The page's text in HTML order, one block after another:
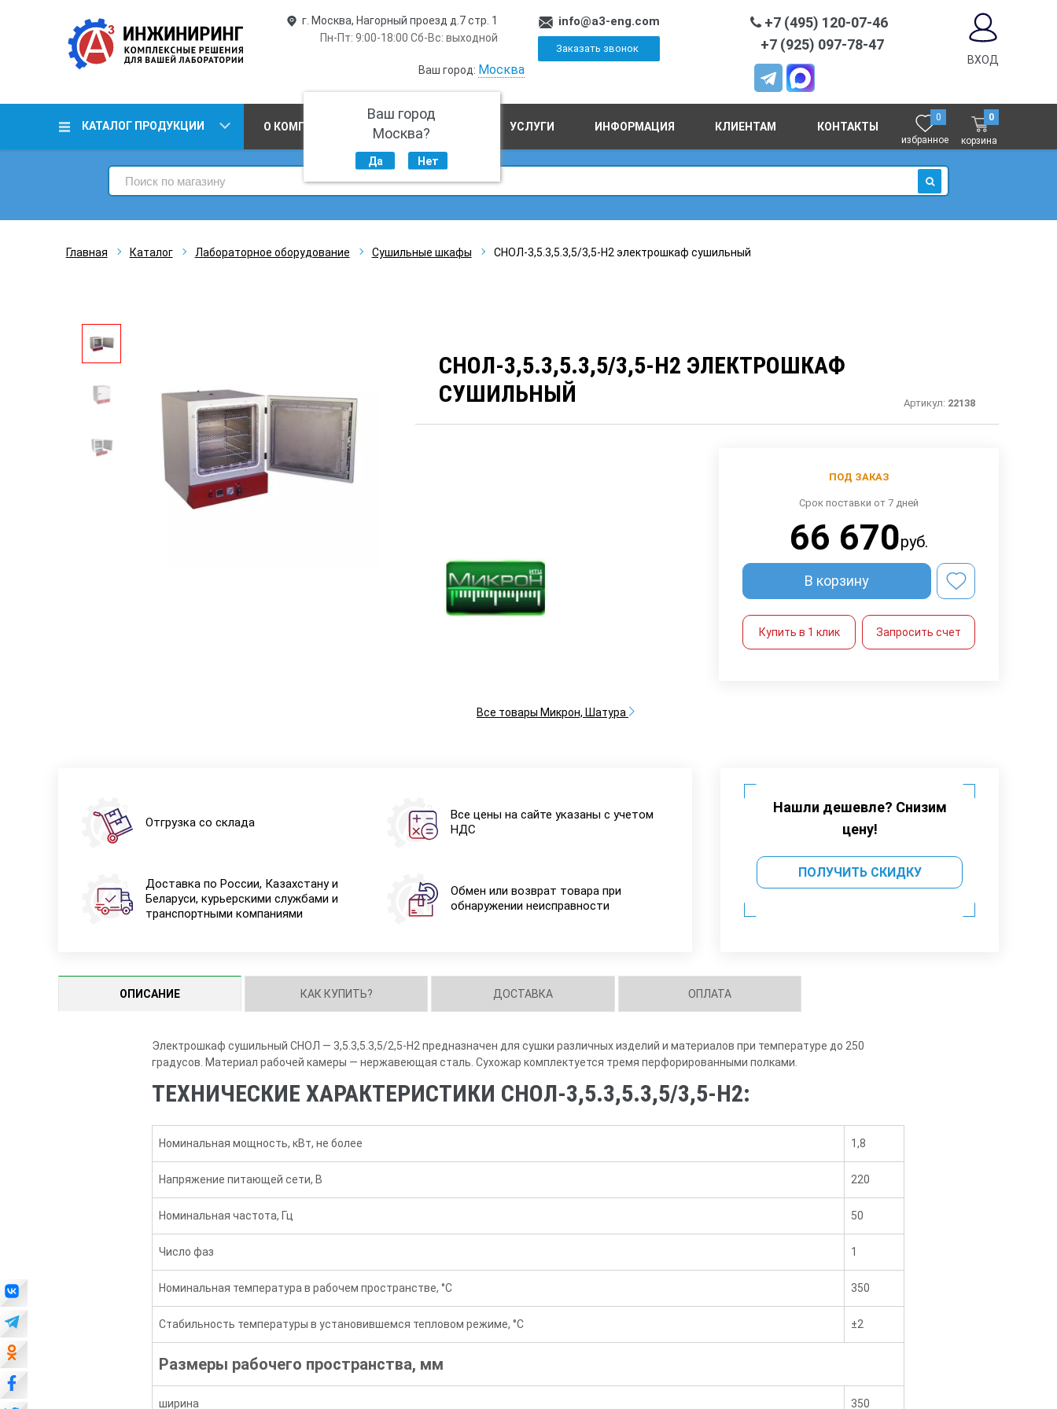
г. Москва, Нагорный проезд д.7 стр. 1
Пн-Пт: 9:00-18:00 Сб-Вс: выходной
Ваш город: Москва
Ваш город
Москва?
Да Нет
info@a3-eng.com
Заказать звонок
+7 (495) 120-07-46
+7 (925) 097-78-47
ВХОД
КАТАЛОГ ПРОДУКЦИИ О КОМПАНИИ ПРОИЗВОДСТВО УСЛУГИ ИНФОРМАЦИЯ КЛИЕНТАМ КОНТАКТЫ
0
избранное
0
корзина
ИСКАТЬ
Главная Каталог Лабораторное оборудование Сушильные шкафы СНОЛ-3,5.3,5.3,5/3,5-Н2 электрошкаф сушильный
СНОЛ-3,5.3,5.3,5/3,5-Н2 ЭЛЕКТРОШКАФ
СУШИЛЬНЫЙ
Артикул: 22138
Все товары Микрон, Шатура
ПОД ЗАКАЗ
Срок поставки от 7 дней
66 670руб.
В корзину
Купить в 1 клик Запросить счет
Отгрузка со склада
Все цены на сайте указаны с учетом
НДС
Доставка по России, Казахстану и
Беларуси, курьерскими службами и
транспортными компаниями
Обмен или возврат товара при
обнаружении неисправности
Нашли дешевле? Снизим
цену!
ПОЛУЧИТЬ СКИДКУ
ОПИСАНИЕ КАК КУПИТЬ? ДОСТАВКА ОПЛАТА
Электрошкаф сушильный СНОЛ — 3,5.3,5.3,5/2,5-Н2 предназначен для сушки различных изделий и материалов при температуре до 250
градусов. Материал рабочей камеры — нержавеющая сталь. Сухожар комплектуется тремя перфорированными полками.
ТЕХНИЧЕСКИЕ ХАРАКТЕРИСТИКИ СНОЛ-3,5.3,5.3,5/3,5-Н2:
Номинальная мощность, кВт, не более 1,8
Напряжение питающей сети, В 220
Номинальная частота, Гц 50
Число фаз 1
Номинальная температура в рабочем пространстве, °С 350
Стабильность температуры в установившемся тепловом режиме, °С ±2
Размеры рабочего пространства, мм
ширина 350